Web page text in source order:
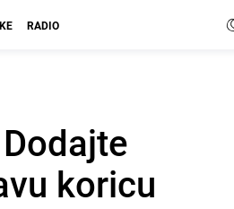
RADIO
koricu